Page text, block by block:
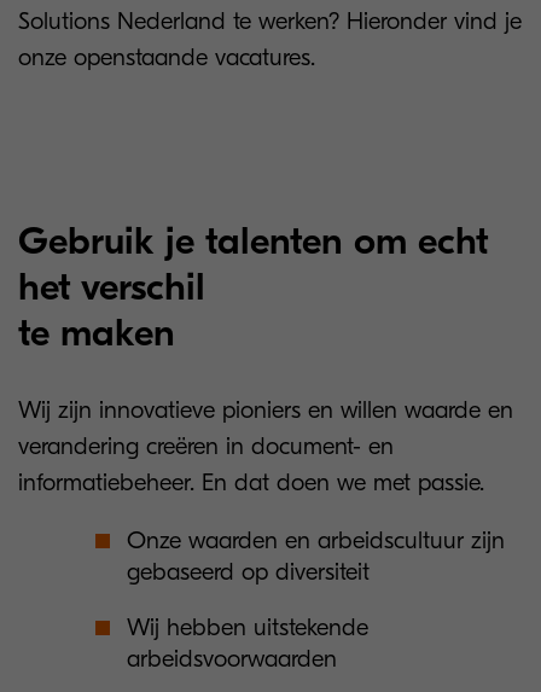
Solutions Nederland te werken? Hieronder vind je
onze openstaande vacatures.
Gebruik je talenten om echt
het verschil
te maken
Wij zijn innovatieve pioniers en willen waarde en
verandering creëren in document- en
informatiebeheer. En dat doen we met passie.
Onze waarden en arbeidscultuur zijn
gebaseerd op diversiteit
Wij hebben uitstekende
arbeidsvoorwaarden